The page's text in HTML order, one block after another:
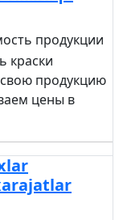
продукции
краски
продукцию
цены в